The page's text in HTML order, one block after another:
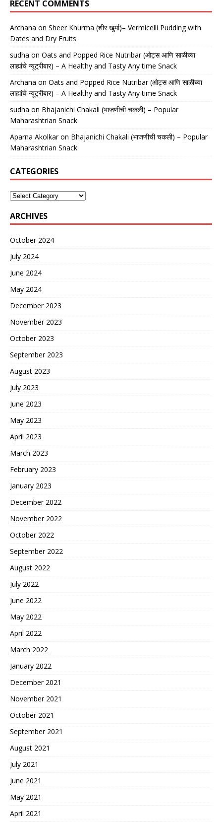
RECENT COMMENTS
Archana on Sheer Khurma (शीर खुर्मा)– Vermicelli Pudding with
Dates and Dry Fruits
sudha on Oats and Popped Rice Nutribar (ओट्स आणि साळीच्या
लाह्यांचे न्यूट्रीबार) – A Healthy and Tasty Any time Snack
Archana on Oats and Popped Rice Nutribar (ओट्स आणि साळीच्या
लाह्यांचे न्यूट्रीबार) – A Healthy and Tasty Any time Snack
sudha on Bhajanichi Chakali (भाजणीची चकली) – Popular
Maharashtrian Snack
Aparna Akolkaron Bhajanichi Chakali (भाजणीची चकली) – Popular
Maharashtrian Snack
CATEGORIES
ARCHIVES
October 2024
July 2024
June 2024
May 2024
December 2023
November 2023
October 2023
September 2023
August 2023
July 2023
June 2023
May 2023
April 2023
March 2023
February 2023
January 2023
December 2022
November 2022
October 2022
September 2022
August 2022
July 2022
June 2022
May 2022
April 2022
March 2022
January 2022
December 2021
November 2021
October 2021
September 2021
August 2021
July 2021
June 2021
May 2021
April 2021